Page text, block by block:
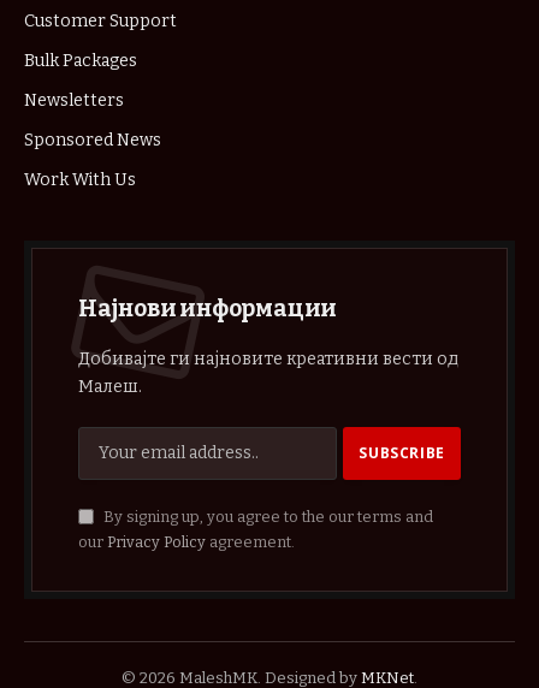
Customer Support
Bulk Packages
Newsletters
Sponsored News
Work With Us
Најнови информации
Добивајте ги најновите креативни вести од
Малеш.
By signing up, you agree to the our terms and
our Privacy Policyagreement.
© 2026 MaleshMK. Designed by MKNet